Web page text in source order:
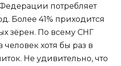
потребляет
Более 41% приходится
зёрен. По всему СНГ
хотя бы раз в
Не удивительно, что